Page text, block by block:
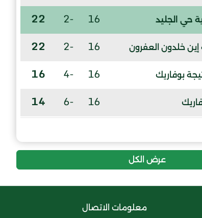
حي الجليد 16
-2
22
خلدون العفرون 16
-2
22
بوفاريك 16
-4
16
16
-6
14
عرض الكل
معلومات الاتصال